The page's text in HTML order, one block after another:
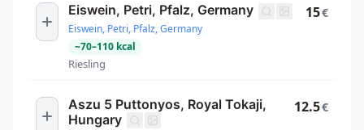
Eiswein, Petri, Pfalz, Germany
Eiswein, Petri, Pfalz, Germany
~70–110 kcal
Riesling
15€
Aszu 5 Puttonyos, Royal Tokaji,
Hungary
12.5€